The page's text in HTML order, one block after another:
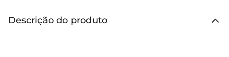
Descrição do produto